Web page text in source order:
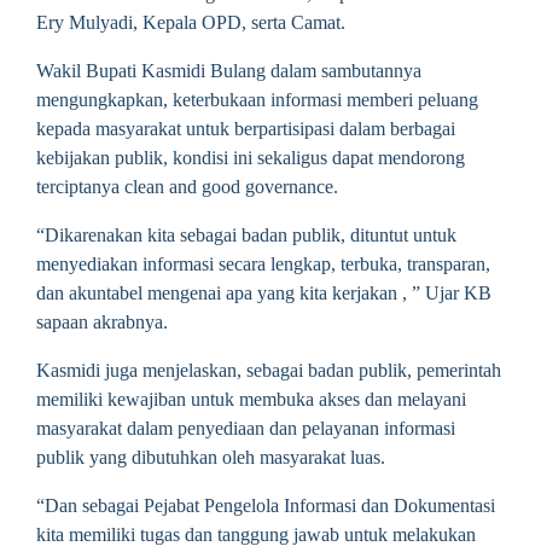
Ery Mulyadi, Kepala OPD, serta Camat.
Wakil Bupati Kasmidi Bulang dalam sambutannya
mengungkapkan, keterbukaan informasi memberi peluang
kepada masyarakat untuk berpartisipasi dalam berbagai
kebijakan publik, kondisi ini sekaligus dapat mendorong
terciptanya clean and good governance.
“Dikarenakan kita sebagai badan publik, dituntut untuk
menyediakan informasi secara lengkap, terbuka, transparan,
dan akuntabel mengenai apa yang kita kerjakan , ” Ujar KB
sapaan akrabnya.
Kasmidi juga menjelaskan, sebagai badan publik, pemerintah
memiliki kewajiban untuk membuka akses dan melayani
masyarakat dalam penyediaan dan pelayanan informasi
publik yang dibutuhkan oleh masyarakat luas.
“Dan sebagai Pejabat Pengelola Informasi dan Dokumentasi
kita memiliki tugas dan tanggung jawab untuk melakukan